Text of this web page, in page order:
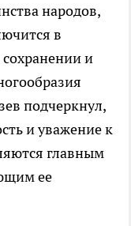
народов,
в
и
подчеркнул,
и уважение к
главным
ее